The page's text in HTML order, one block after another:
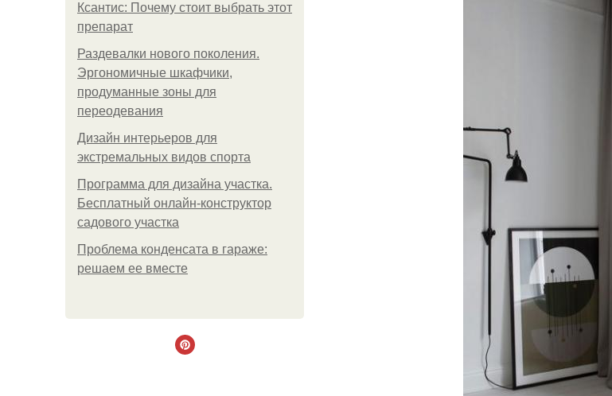
Ксантис: Почему стоит выбрать этот
препарат
Раздевалки нового поколения.
Эргономичные шкафчики,
продуманные зоны для
переодевания
Дизайн интерьеров для
экстремальных видов спорта
Программа для дизайна участка.
Бесплатный онлайн-конструктор
садового участка
Проблема конденсата в гараже:
решаем ее вместе